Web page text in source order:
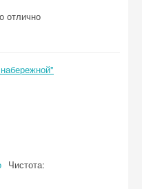
отлично
Чистота: